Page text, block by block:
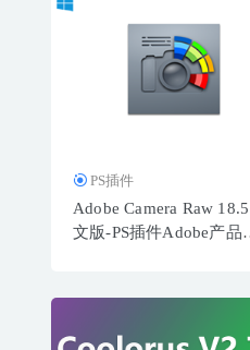
PS插件
Adobe Camera Raw
文版-PS插件Adobe产品